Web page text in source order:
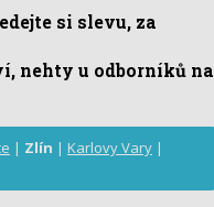
si slevu, za
nehty u odborníků na
| Zlín | Karlovy Vary |